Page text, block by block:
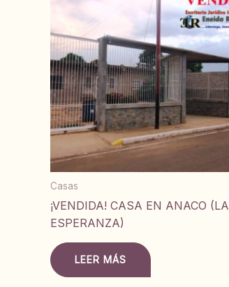
Casas
¡VENDIDA! CASA EN ANACO (LA
ESPERANZA)
LEER MÁS